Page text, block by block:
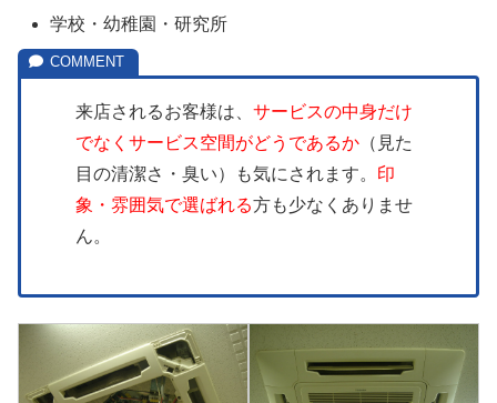
学校・幼稚園・研究所
来店されるお客様は、 サービスの中身だけ
でなくサービス空間がどうであるか （見た
目の清潔さ・臭い）も気にされます。 印
象・雰囲気で選ばれる方も少なくありませ
ん。